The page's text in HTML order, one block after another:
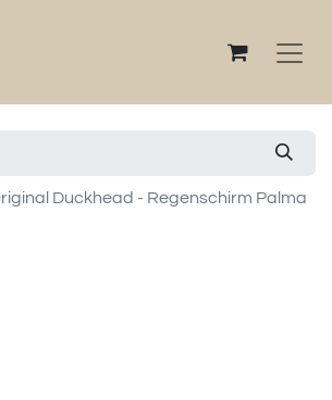
Duckhead - Regenschirm Palma